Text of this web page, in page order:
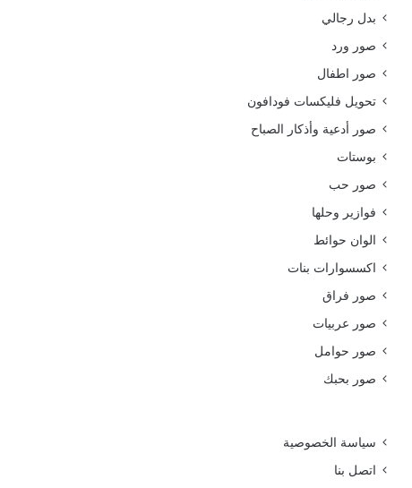
بدل رجالي
صور ورد
صور اطفال
تحويل فليكسات فودافون
صور أدعية وأذكار الصباح
بوستات
صور حب
فوازير وحلها
الوان حوائط
اكسسوارات بنات
صور فراق
صور عربيات
صور حوامل
صور بحبك
سياسة الخصوصية
اتصل بنا